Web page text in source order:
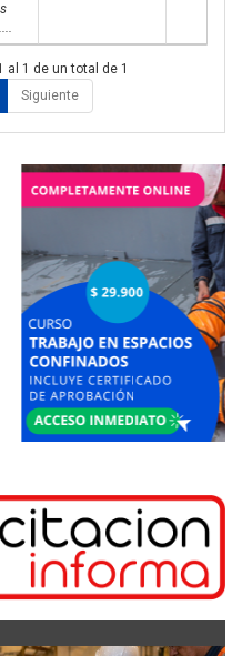
al 1 de un total de 1
Siguiente